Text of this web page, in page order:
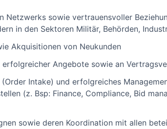
Netzwerks sowie vertrauensvoller
in den Sektoren Militär, Behörden,
Akquisitionen von Neukunden
Angebote sowie an
Intake) und erfolgreiches
(z. Bsp: Finance, Compliance, Bid
sowie deren Koordination mit allen